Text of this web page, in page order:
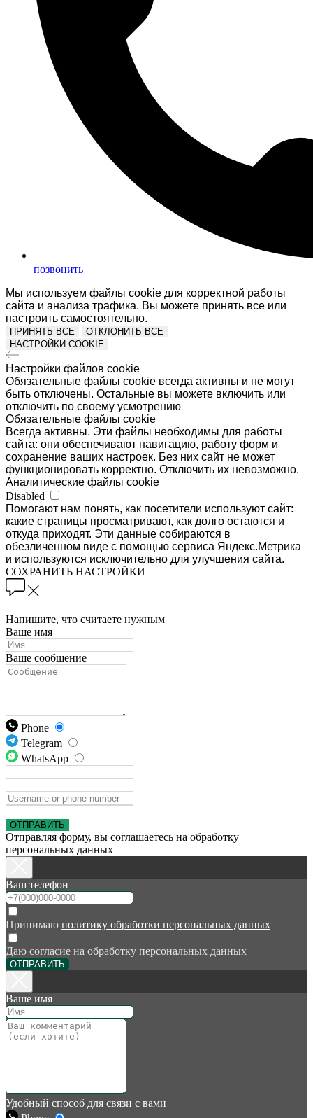
позвонить
Мы используем файлы cookie для корректной работы
сайта и анализа трафика. Вы можете принять все или
настроить самостоятельно.
ПРИНЯТЬ ВСЕ
ОТКЛОНИТЬ ВСЕ
НАСТРОЙКИ COOKIE
Настройки файлов cookie
Обязательные файлы cookie всегда активны и не могут
быть отключены. Остальные вы можете включить или
отключить по своему усмотрению
Обязательные файлы cookie
Всегда активны. Эти файлы необходимы для работы
сайта: они обеспечивают навигацию, работу форм и
сохранение ваших настроек. Без них сайт не может
функционировать корректно. Отключить их невозможно.
Аналитические файлы cookie
Disabled
Помогают нам понять, как посетители используют сайт:
какие страницы просматривают, как долго остаются и
откуда приходят. Эти данные собираются в
обезличенном виде с помощью сервиса Яндекс.Метрика
и используются исключительно для улучшения сайта.
СОХРАНИТЬ НАСТРОЙКИ
Напишите, что считаете нужным
Ваше имя
Ваше сообщение
Phone
Telegram
WhatsApp
ОТПРАВИТЬ
Отправляя форму, вы соглашаетесь на обработку
персональных данных
Ваш телефон
Принимаю политику обработки персональных данных
Даю согласие на обработку персональных данных
ОТПРАВИТЬ
Ваше имя
Удобный способ для связи с вами